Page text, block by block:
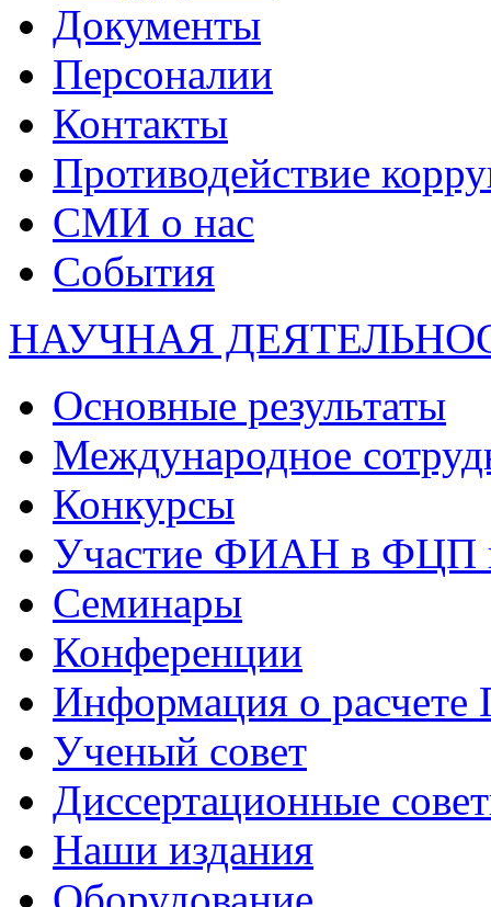
Документы
Персоналии
Контакты
Противодействие
СМИ о нас
События
НАУЧНАЯ
Основные результаты
Международное
Конкурсы
Участие ФИАН в ФЦП
Семинары
Конференции
Информация о
Ученый совет
Диссертационные
Наши издания